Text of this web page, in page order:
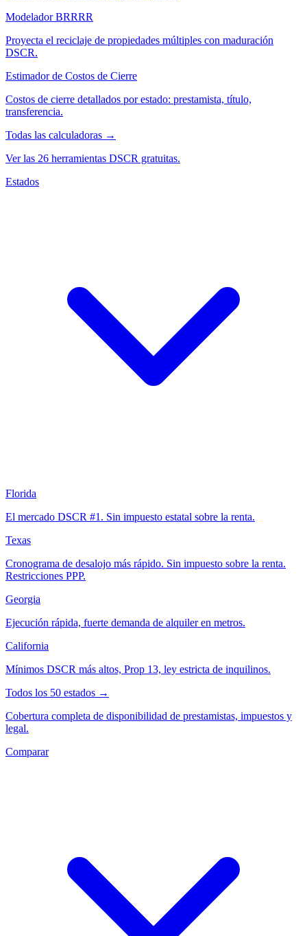
Modelador BRRRR
Proyecta el reciclaje de propiedades múltiples con maduración
DSCR.
Estimador de Costos de Cierre
Costos de cierre detallados por estado: prestamista, título,
transferencia.
Todas las calculadoras →
Ver las 26 herramientas DSCR gratuitas.
Estados
Florida
El mercado DSCR #1. Sin impuesto estatal sobre la renta.
Texas
Cronograma de desalojo más rápido. Sin impuesto sobre la renta.
Restricciones PPP.
Georgia
Ejecución rápida, fuerte demanda de alquiler en metros.
California
Mínimos DSCR más altos, Prop 13, ley estricta de inquilinos.
Todos los 50 estados →
Cobertura completa de disponibilidad de prestamistas, impuestos y
legal.
Comparar